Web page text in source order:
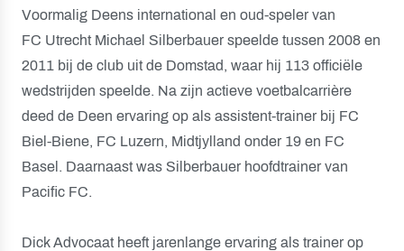
Voormalig Deens international en oud-speler van
FC Utrecht Michael Silberbauer speelde tussen 2008 en
2011 bij de club uit de Domstad, waar hij 113 officiële
wedstrijden speelde. Na zijn actieve voetbalcarrière
deed de Deen ervaring op als assistent-trainer bij FC
Biel-Biene, FC Luzern, Midtjylland onder 19 en FC
Basel. Daarnaast was Silberbauer hoofdtrainer van
Pacific FC.
Dick Advocaat heeft jarenlange ervaring als trainer op